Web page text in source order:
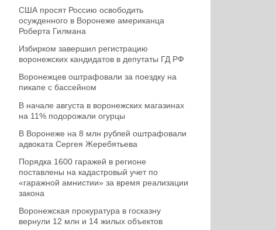
США просят Россию освободить
осужденного в Воронеже американца
Роберта Гилмана
Избирком завершил регистрацию
воронежских кандидатов в депутаты ГД РФ
Воронежцев оштрафовали за поездку на
пикапе с бассейном
В начале августа в воронежских магазинах
на 11% подорожали огурцы
В Воронеже на 8 млн рублей оштрафовали
адвоката Сергея Жеребятьева
Порядка 1600 гаражей в регионе
поставлены на кадастровый учет по
«гаражной амнистии» за время реализации
закона
Воронежская прокуратура в госказну
вернули 12 млн и 14 жилых объектов